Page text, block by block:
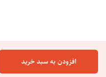
افزودن به سبد خرید